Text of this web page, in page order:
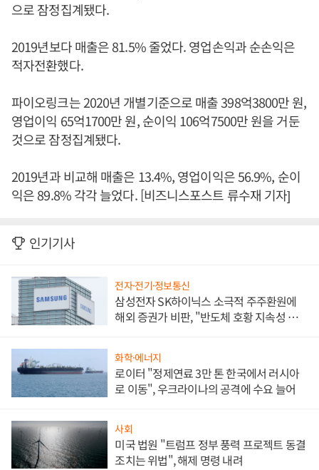
으로 잠정집계됐다.
2019년보다 매출은 81.5% 줄었다. 영업손익과 순손익은
적자전환했다.
파이오링크는 2020년 개별기준으로 매출 398억3800만 원,
영업이익 65억1700만 원, 순이익 106억7500만 원을 거둔
것으로 잠정집계됐다.
2019년과 비교해 매출은 13.4%, 영업이익은 56.9%, 순이
익은 89.8% 각각 늘었다. [비즈니스포스트 류수재 기자]
인기기사
전자·전기·정보통신
삼성전자 SK하이닉스 소극적 주주환원에
해외 증권가 비판, "반도체 호황 지속성 의
화학·에너지
로이터 "정제연료 3만 톤 한국에서 러시아
로 이동", 우크라이나의 공격에 수요 늘어
사회
미국 법원 "트럼프 정부 풍력 프로젝트 동결
조치는 위법", 해제 명령 내려